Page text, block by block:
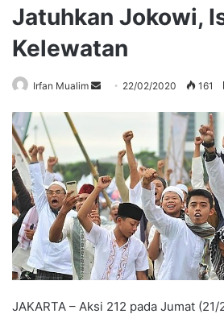
Jatuhkan Jokowi,
Kelewatan
Irfan Mualim
Send 22/02/2020 161
JAKARTA – Aksi 212 pada Jumat